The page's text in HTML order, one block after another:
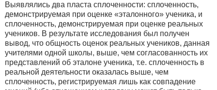
Выявлялись два пласта сплоченности: сплоченность,
демонстрируемая при оценке «эталонного» ученика, и
сплоченность, демонстрируемая при оценке реальных
учеников. В результате исследования был получен
вывод, что общность оценок реальных учеников, данная
учителями одной школы, выше, чем согласованность их
представлений об эталоне ученика, т.е. сплоченность в
реальной деятельности оказалась выше, чем
сплоченность, регистрируемая лишь как совпадение